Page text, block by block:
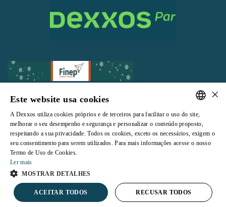
Todos os direitos reservados |Termos e Condições de Uso|Política de
Privacidade
PORTUGUESE
ENGLISH
×
Este website usa cookies
A Dexxos utiliza cookies próprios e de terceiros para facilitar o uso do site,
melhorar o seu desempenho e segurança e personalizar o conteúdo proposto,
respeitando a sua privacidade. Todos os cookies, exceto os necessários, exigem o
seu consentimento para serem utilizados. Para mais informações acesse o nosso
Termo de Uso de Cookies.
Ler mais
MOSTRAR DETALHES
ACEITAR TODOS RECUSAR TODOS